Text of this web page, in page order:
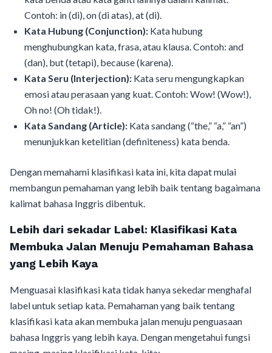
Contoh: in (di), on (di atas), at (di).
Kata Hubung (Conjunction): Kata hubung
menghubungkan kata, frasa, atau klausa. Contoh: and
(dan), but (tetapi), because (karena).
Kata Seru (Interjection): Kata seru mengungkapkan
emosi atau perasaan yang kuat. Contoh: Wow! (Wow!),
Oh no! (Oh tidak!).
Kata Sandang (Article): Kata sandang (“the,” “a,” “an”)
menunjukkan ketelitian (definiteness) kata benda.
Dengan memahami klasifikasi kata ini, kita dapat mulai
membangun pemahaman yang lebih baik tentang bagaimana
kalimat bahasa Inggris dibentuk.
Lebih dari sekadar Label: Klasifikasi Kata
Membuka Jalan Menuju Pemahaman Bahasa
yang Lebih Kaya
Menguasai klasifikasi kata tidak hanya sekedar menghafal
label untuk setiap kata. Pemahaman yang baik tentang
klasifikasi kata akan membuka jalan menuju penguasaan
bahasa Inggris yang lebih kaya. Dengan mengetahui fungsi